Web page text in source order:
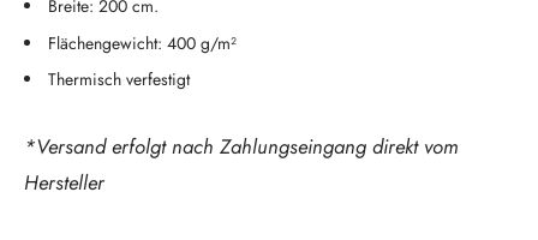
Breite: 200 cm.
Flächengewicht: 400 g/m²
Thermisch verfestigt
*Versand erfolgt nach Zahlungseingang direkt vom
Hersteller